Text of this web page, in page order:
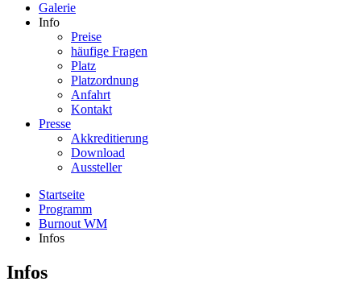
Galerie
Info
Preise
häufige Fragen
Platz
Platzordnung
Anfahrt
Kontakt
Presse
Akkreditierung
Download
Aussteller
Startseite
Programm
Burnout WM
Infos
Infos